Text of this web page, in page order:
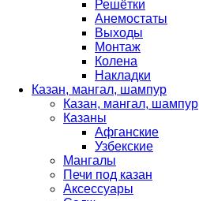
Решётки
Анемостаты
Выходы
Монтаж
Колена
Накладки
Казан, мангал, шампур
Казан, мангал, шампур
Казаны
Афганские
Узбекские
Мангалы
Печи под казан
Аксессуары